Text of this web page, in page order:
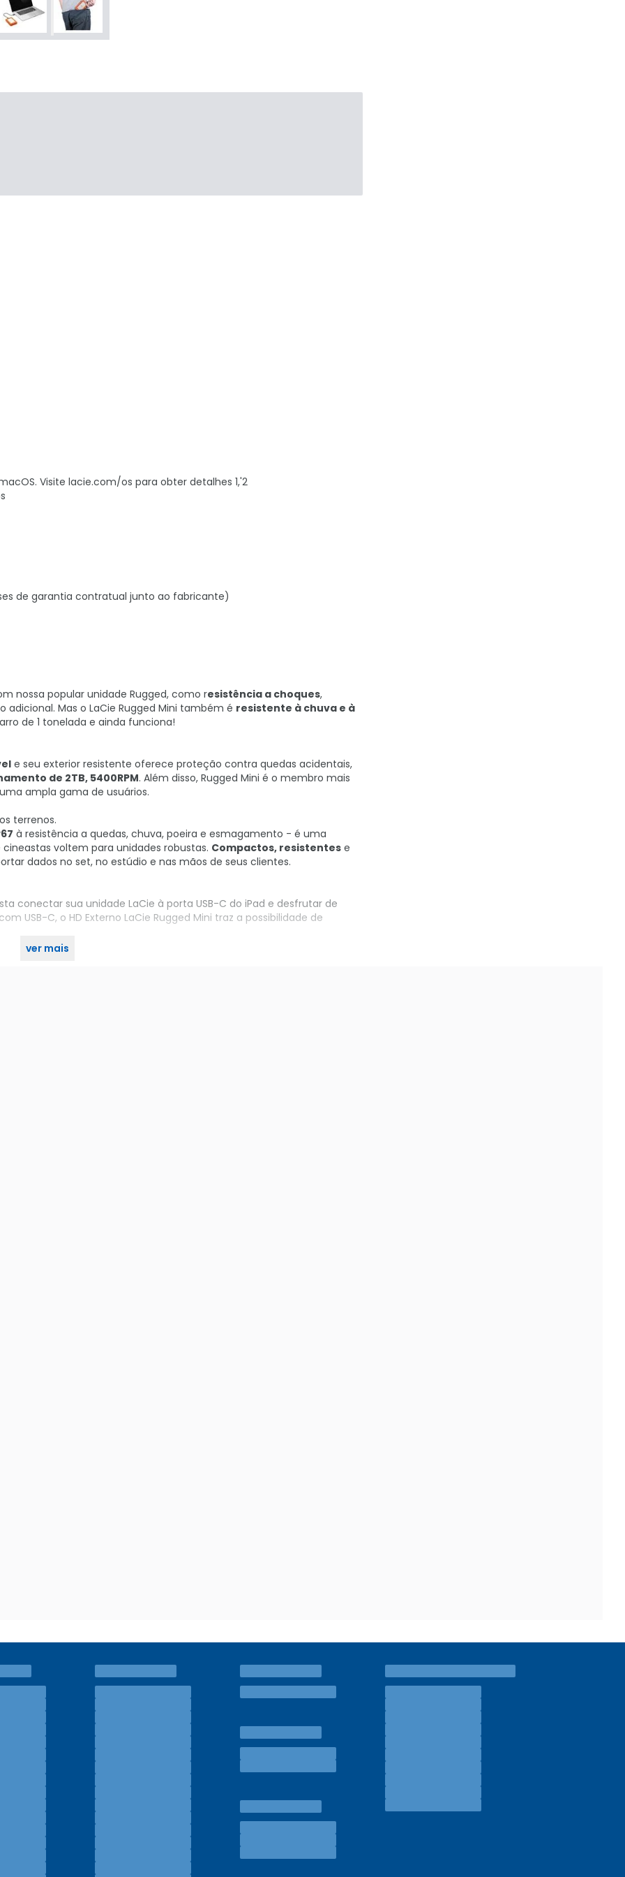
Visite lacie.com/os para obter detalhes 1,'2
de garantia contratual junto ao fabricante)
nossa popular unidade Rugged, como resistência a choques,
Mas o LaCie Rugged Mini também é resistente à chuva e à
de 1 tonelada e ainda funciona!
e seu exterior resistente oferece proteção contra quedas acidentais,
de 2TB, 5400RPM. Além disso, Rugged Mini é o membro mais
ampla gama de usuários.
terrenos.
à resistência a quedas, chuva, poeira e esmagamento - é uma
voltem para unidades robustas. Compactos, resistentes e
dados no set, no estúdio e nas mãos de seus clientes.
conectar sua unidade LaCie à porta USB-C do iPad e desfrutar de
USB-C, o HD Externo LaCie Rugged Mini traz a possibilidade de
ver mais